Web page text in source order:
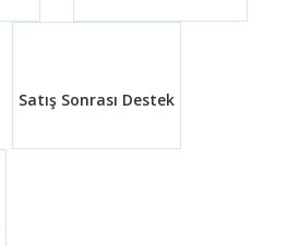
Satış Sonrası Destek